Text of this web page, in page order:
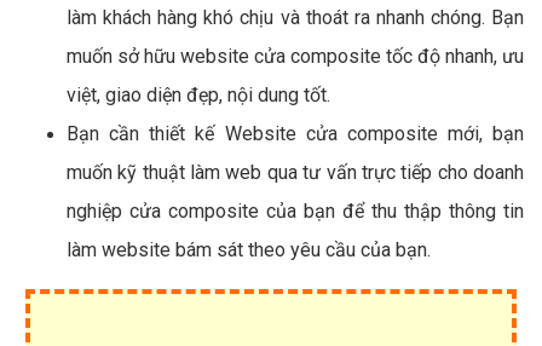
làm khách hàng khó chịu và thoát ra nhanh chóng. Bạn
muốn sở hữu website cửa composite tốc độ nhanh, ưu
việt, giao diện đẹp, nội dung tốt.
Bạn cần thiết kế Website cửa composite mới, bạn
muốn kỹ thuật làm web qua tư vấn trực tiếp cho doanh
nghiệp cửa composite của bạn để thu thập thông tin
làm website bám sát theo yêu cầu của bạn.